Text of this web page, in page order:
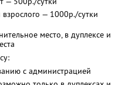
— 1000р./сутки
место, в дуплексе и
с администрацией